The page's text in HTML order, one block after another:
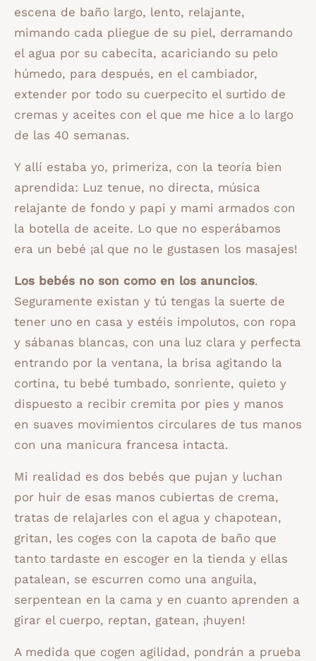
escena de baño largo, lento, relajante,
mimando cada pliegue de su piel, derramando
el agua por su cabecita, acariciando su pelo
húmedo, para después, en el cambiador,
extender por todo su cuerpecito el surtido de
cremas y aceites con el que me hice a lo largo
de las 40 semanas.
Y allí estaba yo, primeriza, con la teoría bien
aprendida: Luz tenue, no directa, música
relajante de fondo y papi y mami armados con
la botella de aceite. Lo que no esperábamos
era un bebé ¡al que no le gustasen los masajes!
Los bebés no son como en los anuncios.
Seguramente existan y tú tengas la suerte de
tener uno en casa y estéis impolutos, con ropa
y sábanas blancas, con una luz clara y perfecta
entrando por la ventana, la brisa agitando la
cortina, tu bebé tumbado, sonriente, quieto y
dispuesto a recibir cremita por pies y manos
en suaves movimientos circulares de tus manos
con una manicura francesa intacta.
Mi realidad es dos bebés que pujan y luchan
por huir de esas manos cubiertas de crema,
tratas de relajarles con el agua y chapotean,
gritan, les coges con la capota de baño que
tanto tardaste en escoger en la tienda y ellas
patalean, se escurren como una anguila,
serpentean en la cama y en cuanto aprenden a
girar el cuerpo, reptan, gatean, ¡huyen!
A medida que cogen agilidad, pondrán a prueba